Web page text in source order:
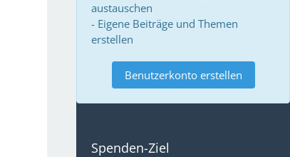
austauschen
- Eigene Beiträge und Themen
erstellen
Benutzerkonto erstellen
Spenden-Ziel